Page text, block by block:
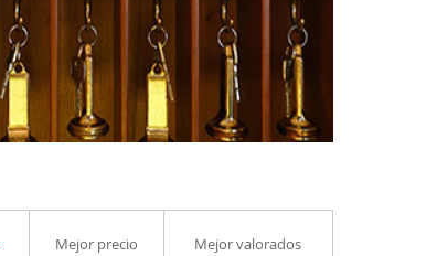
Mejor precio Mejor valorados